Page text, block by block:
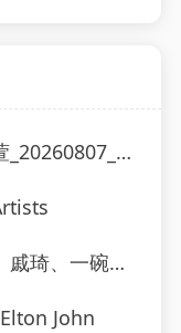
、一碗麟犀
John